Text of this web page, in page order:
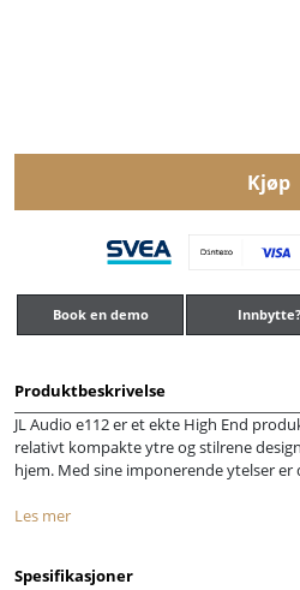
Kjøp
Book en demo Innbytte?
Produktbeskrivelse
JL Audio e112 er et ekte High End
relativt kompakte ytre og stilrene
hjem. Med sine imponerende ytelser er
Les mer
Spesifikasjoner